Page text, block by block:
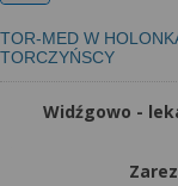
TOR-MED W
TORCZYŃSCY
Widźgowo -